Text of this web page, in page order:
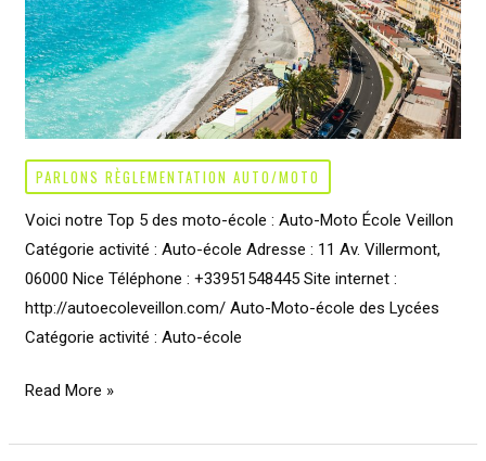
PARLONS RÈGLEMENTATION AUTO/MOTO
Voici notre Top 5 des moto-école : Auto-Moto École Veillon
Catégorie activité : Auto-école Adresse : 11 Av. Villermont,
06000 Nice Téléphone : +33951548445 Site internet :
http://autoecoleveillon.com/ Auto-Moto-école des Lycées
Catégorie activité : Auto-école
Moto
à
Read More »